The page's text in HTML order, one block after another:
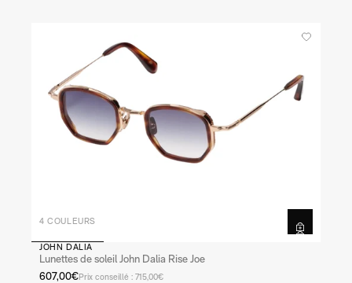
4 COULEURS
JOHN DALIA
Lunettes de soleil John Dalia Rise Joe
607,00€Prix conseillé : 715,00€